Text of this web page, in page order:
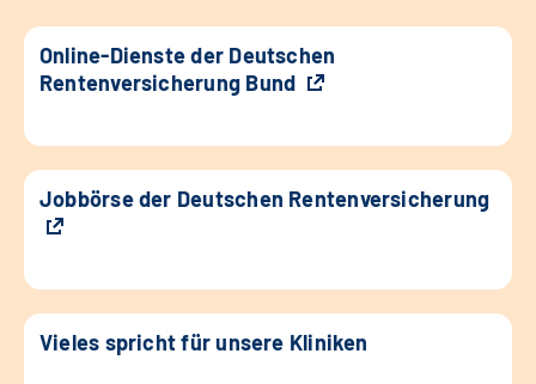
Online-Dienste der Deutschen
Rentenversicherung Bund
Jobbörse der Deutschen Rentenversicherung
Vieles spricht für unsere Kliniken